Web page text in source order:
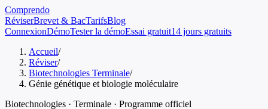
Comprendo
RéviserBrevet & BacTarifsBlog
ConnexionDémoTester la démoEssai gratuit14 jours gratuits
Accueil/
Réviser/
Biotechnologies Terminale/
Génie génétique et biologie moléculaire
Biotechnologies · Terminale · Programme officiel